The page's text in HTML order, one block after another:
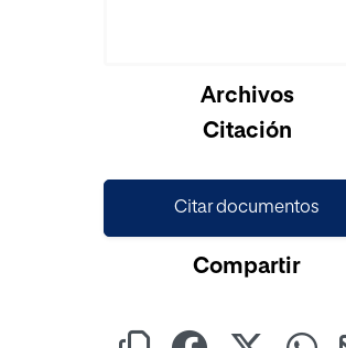
Archivos
Citación
Citar documentos
Compartir